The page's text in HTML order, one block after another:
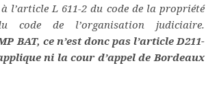
l’article L 611-2 du code de la propriété
code de l’organisation judiciaire.
BAT, ce n’est donc pas l’article D211-
ni la cour d’appel de Bordeaux